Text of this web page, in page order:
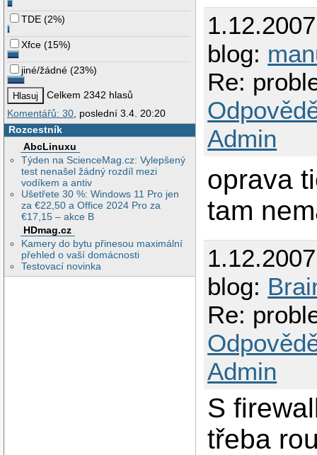
TDE (2%)
Xfce (15%)
jiné/žádné (23%)
Celkem 2342 hlasů
Komentářů: 30 , poslední 3.4. 20:20
Rozcestník
AbcLinuxu
Týden na ScienceMag.cz: Vylepšený
test nenašel žádný rozdíl mezi
vodíkem a antiv
Ušetřete 30 %: Windows 11 Pro jen
za €22,50 a Office 2024 Pro za
€17,15 – akce B
HDmag.cz
Kamery do bytu přinesou maximální
přehled o vaší domácnosti
Testovací novinka
blog:
Re:
Admin
oprava
tam
blog:
Re:
Admin
S
třeba